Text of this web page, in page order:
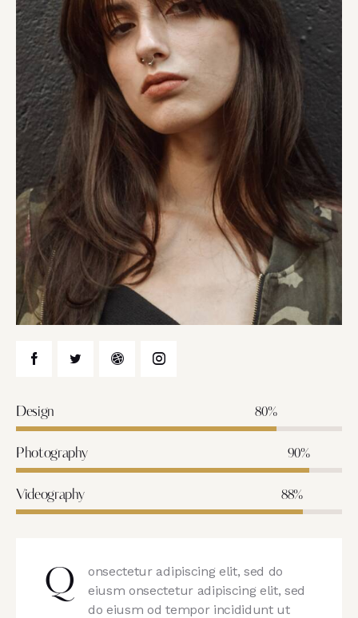
Design 80%
Photography 90%
Videography 88%
Q
onsectetur adipiscing elit, sed do
eiusm onsectetur adipiscing elit, sed
do eiusm od tempor incididunt ut